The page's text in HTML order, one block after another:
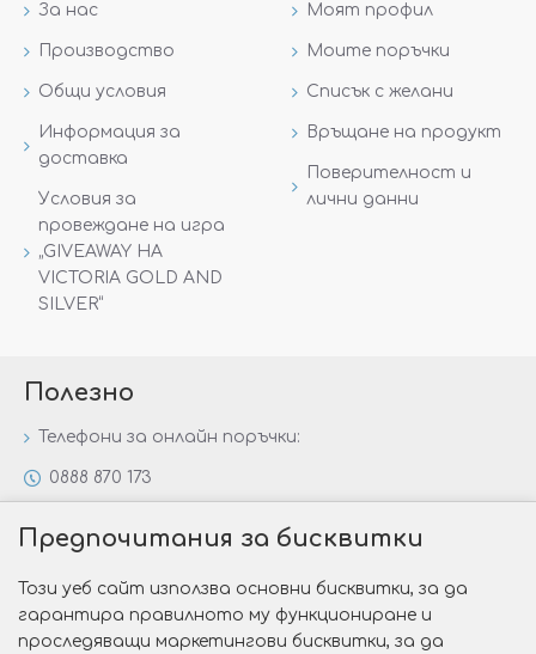
За нас
Производство
Общи условия
Информация за
доставка
Условия за
провеждане на игра
„GIVEAWAY НА
VICTORIA GOLD AND
SILVER“
Моят профил
Моите поръчки
Списък с желани
Връщане на продукт
Поверителност и
лични данни
Полезно
Телефони за онлайн поръчки:
0888 870 173
Специални предложения
Защо да изберете Victoria Gold&Silver?
Предпочитания за бисквитки
Този уеб сайт използва основни бисквитки, за да
гарантира правилното му функциониране и
проследяващи маркетингови бисквитки, за да